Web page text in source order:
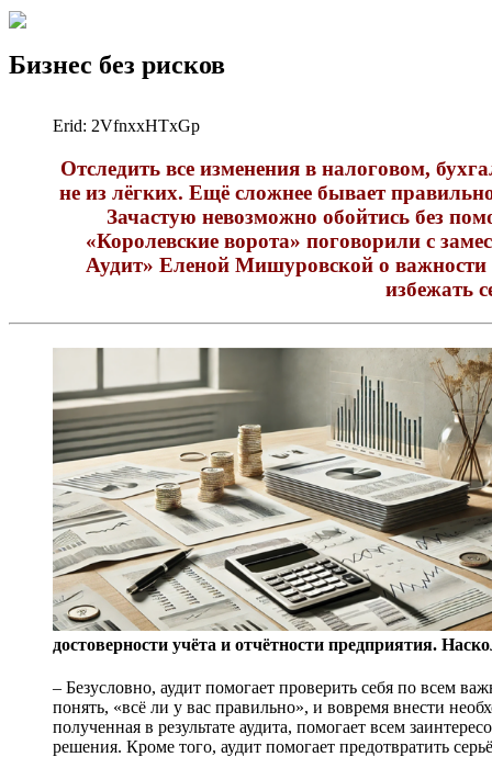
Бизнес без рисков
Erid: 2VfnxxHTxGp
Отследить все изменения в налоговом,
не из лёгких. Ещё сложнее бывает
Зачастую невозможно обойтись без
«Королевские ворота» поговорили с
Аудит» Еленой Мишуровской о важности
избежать
достоверности учёта и отчётности предприятия.
– Безусловно, аудит помогает проверить себя по всем
понять, «всё ли у вас правильно», и вовремя внести
полученная в результате аудита, помогает всем
решения. Кроме того, аудит помогает предотвратить